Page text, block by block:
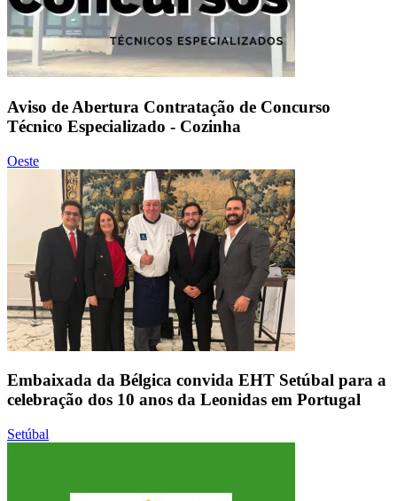
Aviso de Abertura Contratação de Concurso
Técnico Especializado - Cozinha
Oeste
Embaixada da Bélgica convida EHT Setúbal para a
celebração dos 10 anos da Leonidas em Portugal
Setúbal